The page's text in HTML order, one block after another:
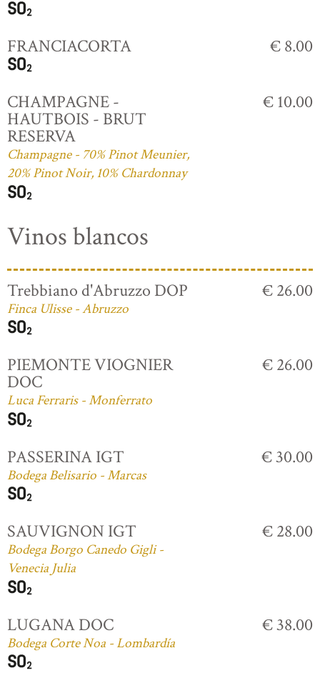
FRANCIACORTA € 8.00
CHAMPAGNE -
HAUTBOIS - BRUT
RESERVA
Champagne - 70% Pinot Meunier,
20% Pinot Noir, 10% Chardonnay
€ 10.00
Vinos blancos
Trebbiano d'Abruzzo DOP
Finca Ulisse - Abruzzo
€ 26.00
PIEMONTE VIOGNIER
DOC
Luca Ferraris - Monferrato
€ 26.00
PASSERINA IGT
Bodega Belisario - Marcas
€ 30.00
SAUVIGNON IGT
Bodega Borgo Canedo Gigli -
Venecia Julia
€ 28.00
LUGANA DOC
Bodega Corte Noa - Lombardía
€ 38.00